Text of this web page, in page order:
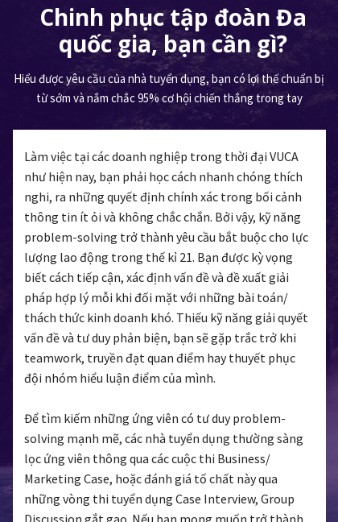
Chinh phục tập đoàn Đa
quốc gia, bạn cần gì?
Hiểu được yêu cầu của nhà tuyển dụng, bạn có lợi thế chuẩn bị
từ sớm và nắm chắc 95% cơ hội chiến thắng trong tay
Làm việc tại các doanh nghiệp trong thời đại VUCA
như hiện nay, bạn phải học cách nhanh chóng thích
nghi, ra những quyết định chính xác trong bối cảnh
thông tin ít ỏi và không chắc chắn. Bởi vậy, kỹ năng
problem-solving trở thành yêu cầu bắt buộc cho lực
lượng lao động trong thế kỉ 21. Bạn được kỳ vọng
biết cách tiếp cận, xác định vấn đề và đề xuất giải
pháp hợp lý mỗi khi đối mặt với những bài toán/
thách thức kinh doanh khó. Thiếu kỹ năng giải quyết
vấn đề và tư duy phản biện, bạn sẽ gặp trắc trở khi
teamwork, truyền đạt quan điểm hay thuyết phục
đội nhóm hiểu luận điểm của mình.
Để tìm kiếm những ứng viên có tư duy problem-
solving mạnh mẽ, các nhà tuyển dụng thường sàng
lọc ứng viên thông qua các cuộc thi Business/
Marketing Case, hoặc đánh giá tố chất này qua
những vòng thi tuyển dụng Case Interview, Group